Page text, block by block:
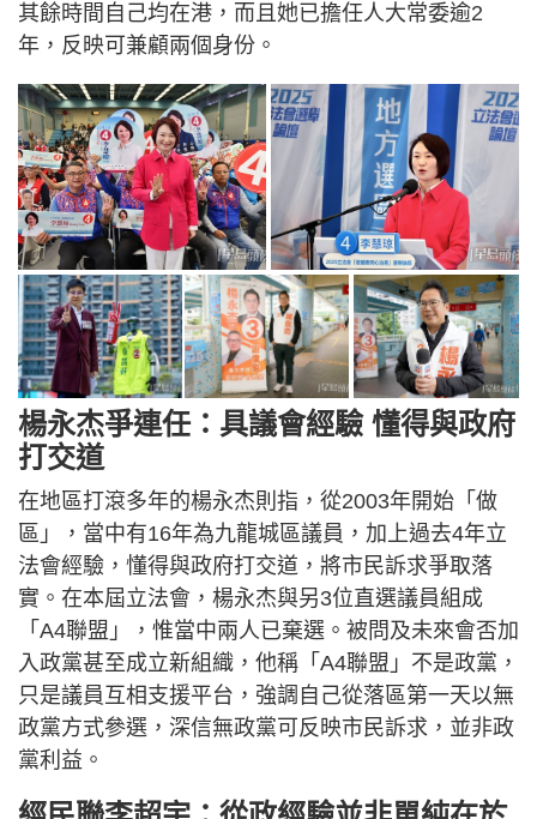
其餘時間自己均在港，而且她已擔任人大常委逾2
年，反映可兼顧兩個身份。
楊永杰爭連任：具議會經驗 懂得與政府
打交道
在地區打滾多年的楊永杰則指，從2003年開始「做
區」，當中有16年為九龍城區議員，加上過去4年立
法會經驗，懂得與政府打交道，將市民訴求爭取落
實。在本屆立法會，楊永杰與另3位直選議員組成
「A4聯盟」，惟當中兩人已棄選。被問及未來會否加
入政黨甚至成立新組織，他稱「A4聯盟」不是政黨，
只是議員互相支援平台，強調自己從落區第一天以無
政黨方式參選，深信無政黨可反映市民訴求，並非政
黨利益。